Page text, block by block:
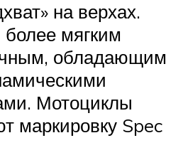
на верхах.
более мягким
обладающим
Мотоциклы
маркировку Spec